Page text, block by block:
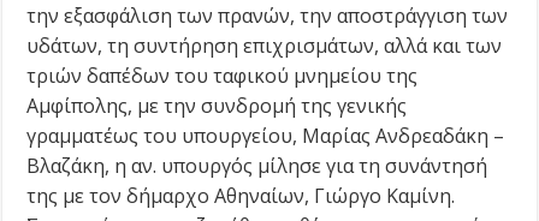
την εξασφάλιση των πρανών, την αποστράγγιση των
υδάτων, τη συντήρηση επιχρισμάτων, αλλά και των
τριών δαπέδων του ταφικού μνημείου της
Αμφίπολης, με την συνδρομή της γενικής
γραμματέως του υπουργείου, Μαρίας Ανδρεαδάκη –
Βλαζάκη, η αν. υπουργός μίλησε για τη συνάντησή
της με τον δήμαρχο Αθηναίων, Γιώργο Καμίνη.